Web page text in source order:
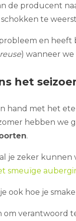
de producent
te
en heeft
) wanneer
het
hand met het
hebben we
.
je zeker kunnen
smeuïge
je ook hoe je
om verantwoord